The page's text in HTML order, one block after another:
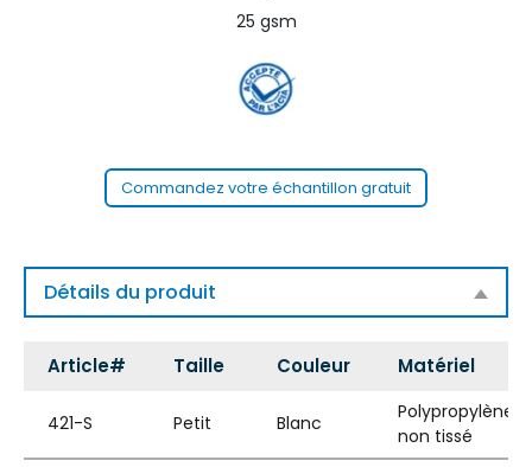
25 gsm
Commandez votre échantillon gratuit
Détails du produit
Article# Taille Couleur Matériel
421-S Petit Blanc
Polypropylène
non tissé